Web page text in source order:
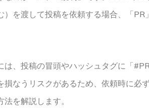
を渡して投稿を依頼する場合、「
、投稿の冒頭やハッシュタグに「
なうリスクがあるため、依頼時に必
を解説します。